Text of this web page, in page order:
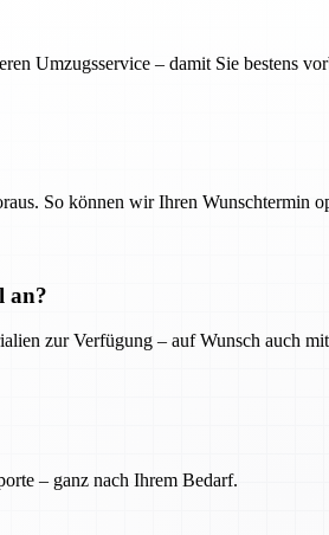
Umzugsservice – damit Sie bestens
So können wir Ihren Wunschtermin
an?
zur Verfügung – auf Wunsch auch
– ganz nach Ihrem Bedarf.